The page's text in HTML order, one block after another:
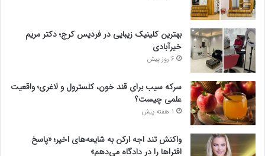
بهترین کلینیک زیبایی در فردیس کرج؛ دکتر مریم
خیرآبادی
6 روز پیش
سرکه سیب برای قند خون، کلسترول و لاغری؛ واقعیت
علمی چیست؟
1 هفته پیش
واکنش تند اجه ارکن به شایعه‌های اخیر؛ «پاسخ
افتراها را در دادگاه می‌دهم»